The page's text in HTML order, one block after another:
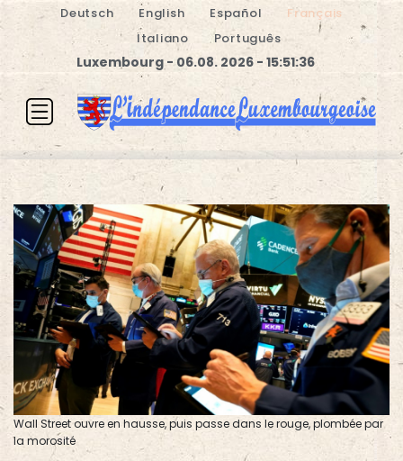
Deutsch English Español
Français
Italiano
Português
Luxembourg - 06.08. 2026 - 15:51:37
Wall Street ouvre en hausse, puis passe dans le rouge, plombée par
la morosité